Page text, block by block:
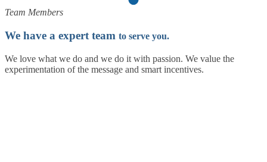
Team Members
We have a expert team to serve you.
We love what we do and we do it with passion. We value the
experimentation of the message and smart incentives.